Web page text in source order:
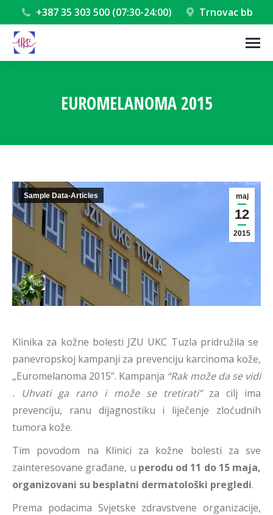
+387 35 303 500 (07:30-24:00) Trnovac bb
EUROMELANOMA 2015
maj
12
2015
Sample Data-Articles
Klinika za kožne bolesti JZU UKC Tuzla pridružila se
panevropskoj kampanji za prevenciju karcinoma kože,
„Euromelanoma 2015”. Kampanja “Rak može da se vidi
. Uhvati ga rano i može se tretirati”za cilj ima
prevenciju, ranu dijagnostiku i liječenje zloćudnih
tumora kože.
Tim povodom na Klinici za kožne bolesti za sve
zainteresovane građane, u perodu od 11 do 15 maja,
organizovani su besplatni dermatološki pregledi.
Prema podacima Svjetske zdravstvene organizacije,